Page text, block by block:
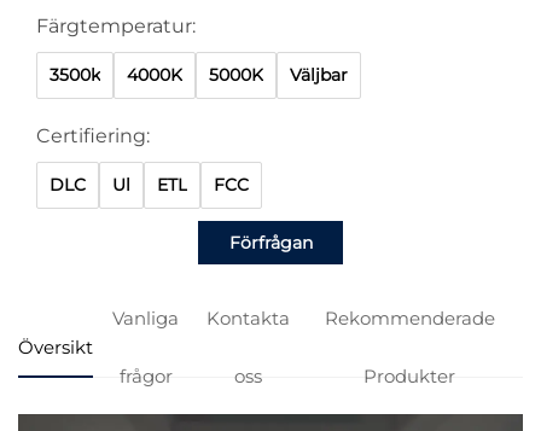
Färgtemperatur:
3500k 4000K 5000K Väljbar
Certifiering:
DLC Ul ETL FCC
Förfrågan
Översikt
Vanliga
frågor
Kontakta
oss
Rekommenderade
Produkter